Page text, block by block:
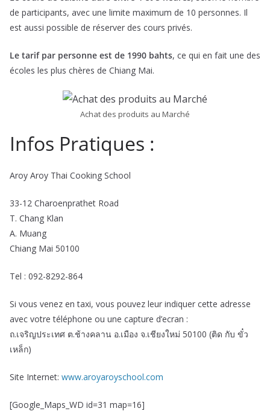
de participants, avec une limite maximum de 10 personnes. Il
est aussi possible de réserver des cours privés.
Le tarif par personne est de 1990 bahts, ce qui en fait une des
écoles les plus chères de Chiang Mai.
Achat des produits au Marché
Infos Pratiques :
Aroy Aroy Thai Cooking School
33-12 Charoenprathet Road
T. Chang Klan
A. Muang
Chiang Mai 50100
Tel : 092-8292-864
Si vous venez en taxi, vous pouvez leur indiquer cette adresse
avec votre téléphone ou une capture d’ecran :
ถ.เจริญประเทศ ต.ช้างคลาน อ.เมือง จ.เชียงใหม่ 50100 (ติด กับ ขั๋ว
เหล็ก)
Site Internet: www.aroyaroyschool.com
[Google_Maps_WD id=31 map=16]